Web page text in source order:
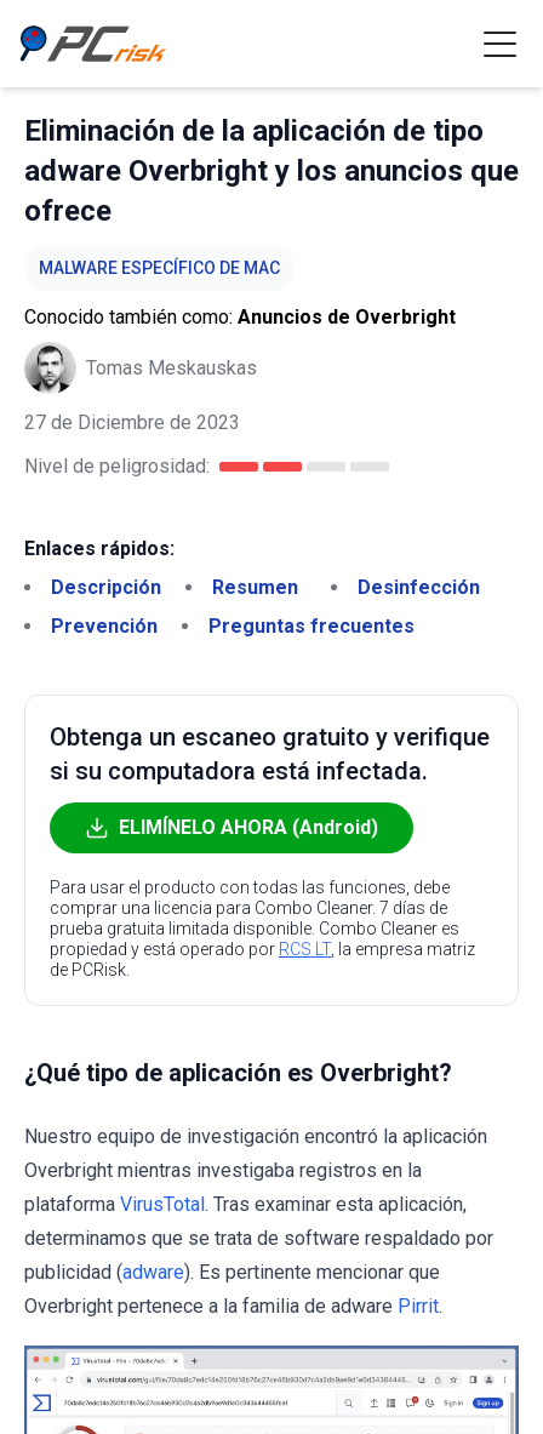
Eliminación de la aplicación de tipo
adware Overbright y los anuncios que
ofrece
MALWARE ESPECÍFICO DE MAC
Conocido también como: Anuncios de Overbright
Tomas Meskauskas
27 de Diciembre de 2023
Nivel de peligrosidad:
Enlaces rápidos:
Descripción
Resumen
Desinfección
Prevención
Preguntas frecuentes
Obtenga un escaneo gratuito y verifique
si su computadora está infectada.
ELIMÍNELO AHORA (Android)
Para usar el producto con todas las funciones, debe
comprar una licencia para Combo Cleaner. 7 días de
prueba gratuita limitada disponible. Combo Cleaner es
propiedad y está operado por RCS LT, la empresa matriz
de PCRisk.
¿Qué tipo de aplicación es Overbright?
Nuestro equipo de investigación encontró la aplicación
Overbright mientras investigaba registros en la
plataforma VirusTotal. Tras examinar esta aplicación,
determinamos que se trata de software respaldado por
publicidad (adware). Es pertinente mencionar que
Overbright pertenece a la familia de adware Pirrit.